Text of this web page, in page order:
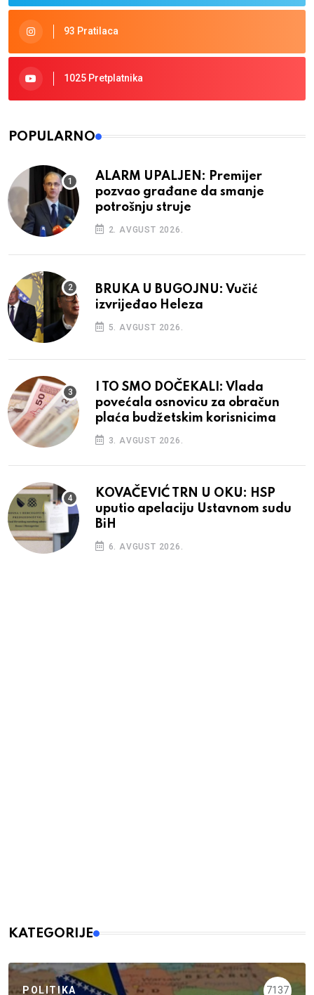
93 Pratilaca
1025 Pretplatnika
POPULARNO
ALARM UPALJEN: Premijer
pozvao građane da smanje
potrošnju struje
2. AVGUST 2026.
BRUKA U BUGOJNU: Vučić
izvrijeđao Heleza
5. AVGUST 2026.
I TO SMO DOČEKALI: Vlada
povećala osnovicu za obračun
plaća budžetskim korisnicima
3. AVGUST 2026.
KOVAČEVIĆ TRN U OKU: HSP
uputio apelaciju Ustavnom sudu
BiH
6. AVGUST 2026.
KATEGORIJE
POLITIKA 7137